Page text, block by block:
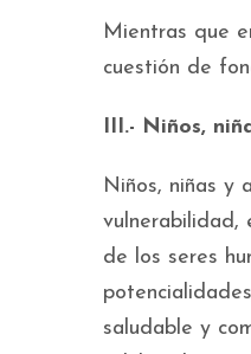
Mientras que
cuestión de
III.- Niños,
Niños, niñas y
vulnerabilidad,
de los seres
saludable y